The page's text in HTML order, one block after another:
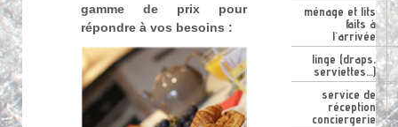
gamme de prix pour
répondre à vos besoins :
ménage et lits
faits à
l'arrivée
linge (draps,
serviettes…)
service de
réception
conciergerie